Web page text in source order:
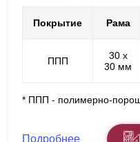
Покрытие Рама
ППП
30 х
30 мм
* ППП - полимерно-
Подробнее